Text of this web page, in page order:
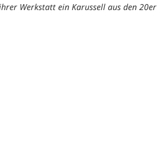
Werkstatt ein Karussell aus den 20er